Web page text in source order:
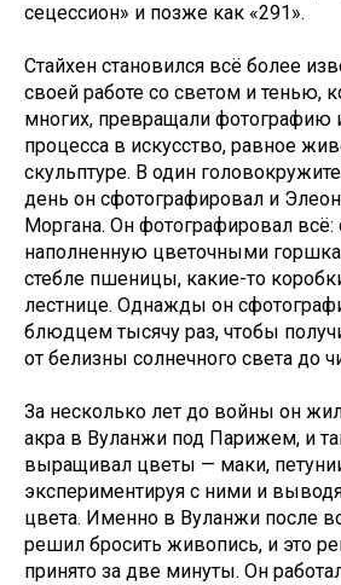
сецессион» и позже как «291».
Стайхен становился всё более
своей работе со светом и тенью,
многих, превращали фотографию
процесса в искусство, равное
скульптуре. В один
день он сфотографировал и
Моргана. Он фотографировал всё:
наполненную цветочными
стебле пшеницы, какие-то
лестнице. Однажды он
блюдцем тысячу раз, чтобы
от белизны солнечного света до
За несколько лет до войны он
акра в Вуланжи под Парижем, и
выращивал цветы — маки,
экспериментируя с ними и
цвета. Именно в Вуланжи после
решил бросить живопись, и это
принято за две минуты. Он